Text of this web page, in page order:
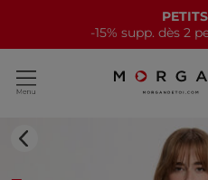
-15% supp. dès 2